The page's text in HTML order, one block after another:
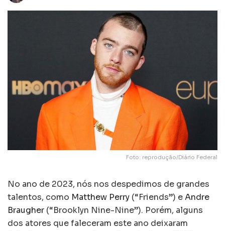
Foto: reprodução/Diário Federal
No ano de 2023, nós nos despedimos de grandes
talentos, como Matthew Perry (“Friends”) eAndre
Braugher (“Brooklyn Nine-Nine”). Porém, alguns
dos atores que faleceram este ano deixaram